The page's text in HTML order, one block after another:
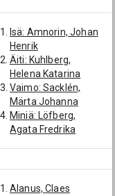
Isä: Amnorin, Johan
Henrik
Äiti: Kuhlberg,
Helena Katarina
Vaimo: Sacklén,
Märta Johanna
Miniä: Löfberg,
Agata Fredrika
Alanus, Claes